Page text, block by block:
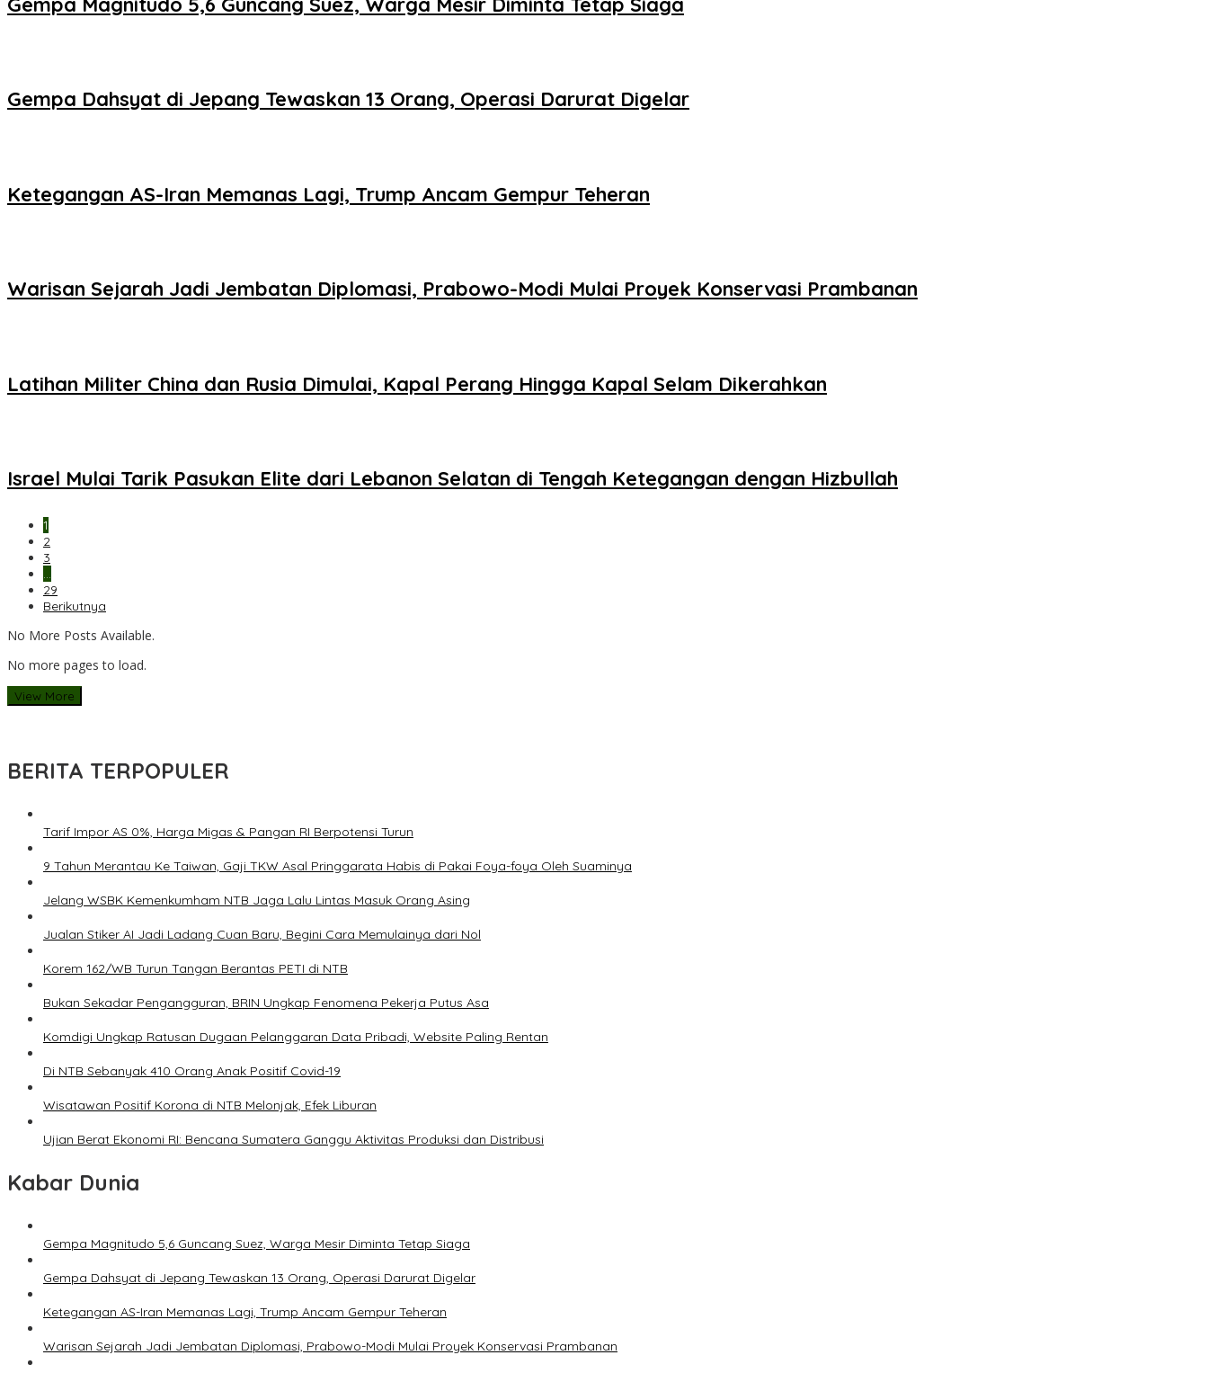
Gempa Dahsyat di Jepang Tewaskan 13 Orang, Operasi Darurat Digelar
Ketegangan AS-Iran Memanas Lagi, Trump Ancam Gempur Teheran
Warisan Sejarah Jadi Jembatan Diplomasi, Prabowo-Modi Mulai Proyek Konservasi Prambanan
Latihan Militer China dan Rusia Dimulai, Kapal Perang Hingga Kapal Selam Dikerahkan
Israel Mulai Tarik Pasukan Elite dari Lebanon Selatan di Tengah Ketegangan dengan Hizbullah
1
2
3
…
29
Berikutnya
No More Posts Available.
No more pages to load.
View More
BERITA TERPOPULER
Tarif Impor AS 0%, Harga Migas & Pangan RI Berpotensi Turun
9 Tahun Merantau Ke Taiwan, Gaji TKW Asal Pringgarata Habis di Pakai Foya-foya Oleh Suaminya
Jelang WSBK Kemenkumham NTB Jaga Lalu Lintas Masuk Orang Asing
Jualan Stiker AI Jadi Ladang Cuan Baru, Begini Cara Memulainya dari Nol
Korem 162/WB Turun Tangan Berantas PETI di NTB
Bukan Sekadar Pengangguran, BRIN Ungkap Fenomena Pekerja Putus Asa
Komdigi Ungkap Ratusan Dugaan Pelanggaran Data Pribadi, Website Paling Rentan
Di NTB Sebanyak 410 Orang Anak Positif Covid-19
Wisatawan Positif Korona di NTB Melonjak, Efek Liburan
Ujian Berat Ekonomi RI: Bencana Sumatera Ganggu Aktivitas Produksi dan Distribusi
Kabar Dunia
Gempa Magnitudo 5,6 Guncang Suez, Warga Mesir Diminta Tetap Siaga
Gempa Dahsyat di Jepang Tewaskan 13 Orang, Operasi Darurat Digelar
Ketegangan AS-Iran Memanas Lagi, Trump Ancam Gempur Teheran
Warisan Sejarah Jadi Jembatan Diplomasi, Prabowo-Modi Mulai Proyek Konservasi Prambanan